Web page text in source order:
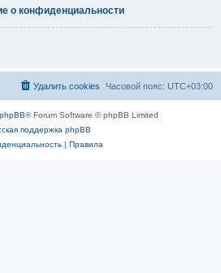
о конфиденциальности
Часовой пояс: UTC+03:00
Удалить cookies
phpBB® Forum Software © phpBB Limited
поддержка phpBB
| Правила